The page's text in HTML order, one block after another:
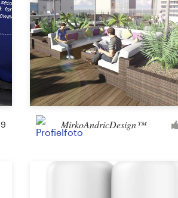
9 MirkoAndricDesign™